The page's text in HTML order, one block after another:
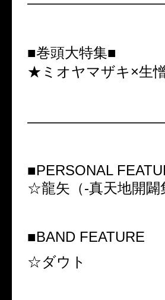
■巻頭大特集■
★ミオヤマザキ×生
■PERSONAL
☆龍矢（-真天地開闢
■BAND FEATURE
☆ダウト